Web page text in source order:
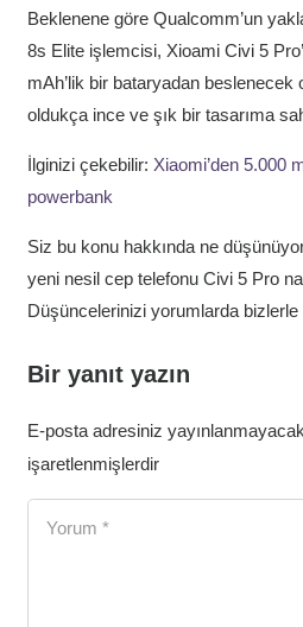
Beklenene göre Qualcomm’un
8s Elite işlemcisi, Xioami Civi 5
mAh’lik bir bataryadan beslenecek
oldukça ince ve şık bir tasarıma
İlginizi çekebilir: Xiaomi’den 5.000
powerbank
Siz bu konu hakkında ne
yeni nesil cep telefonu Civi 5 Pro
Düşüncelerinizi yorumlarda bizlerle
Bir yanıt yazın
E-posta adresiniz
işaretlenmişlerdir